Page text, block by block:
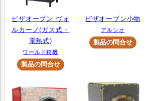
ピザオーブン ヴォ
ルカーノ(ガス式・
電熱式)
ワールド精機
ピザオーブン小物
アルシオ